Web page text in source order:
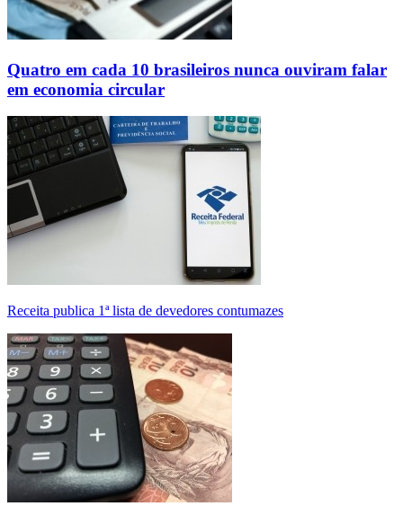
Quatro em cada 10 brasileiros nunca ouviram falar
em economia circular
Receita publica 1ª lista de devedores contumazes